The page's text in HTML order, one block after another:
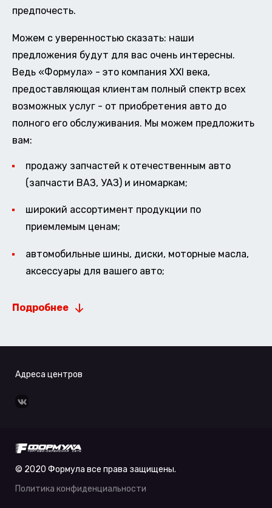
предпочесть.
Можем с уверенностью сказать: наши
предложения будут для вас очень интересны.
Ведь «Формула» - это компания XXI века,
предоставляющая клиентам полный спектр всех
возможных услуг - от приобретения авто до
полного его обслуживания. Мы можем предложить
вам:
продажу запчастей к отечественным авто
(запчасти ВАЗ, УАЗ) и иномаркам;
широкий ассортимент продукции по
приемлемым ценам;
автомобильные шины, диски, моторные масла,
аксессуары для вашего авто;
Подробнее
Адреса центров
© 2020 Формула все права защищены.
Политика конфиденциальности